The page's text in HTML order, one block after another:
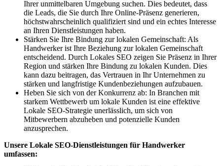
Ihrer unmittelbaren Umgebung suchen. Dies bedeutet, dass
die Leads, die Sie durch Ihre Online-Präsenz generieren,
höchstwahrscheinlich qualifiziert sind und ein echtes Interesse
an Ihren Dienstleistungen haben.
Stärken Sie Ihre Bindung zur lokalen Gemeinschaft: Als
Handwerker ist Ihre Beziehung zur lokalen Gemeinschaft
entscheidend. Durch Lokales SEO zeigen Sie Präsenz in Ihrer
Region und stärken Ihre Bindung zu lokalen Kunden. Dies
kann dazu beitragen, das Vertrauen in Ihr Unternehmen zu
stärken und langfristige Kundenbeziehungen aufzubauen.
Heben Sie sich von der Konkurrenz ab: In Branchen mit
starkem Wettbewerb um lokale Kunden ist eine effektive
Lokale SEO-Strategie unerlässlich, um sich von
Mitbewerbern abzuheben und potenzielle Kunden
anzusprechen.
Unsere Lokale SEO-Dienstleistungen für Handwerker
umfassen: